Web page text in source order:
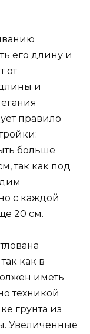
его длину и
от
и
правило
больше
так как под
с каждой
20 см.
как в
иметь
техникой
грунта из
Увеличенные